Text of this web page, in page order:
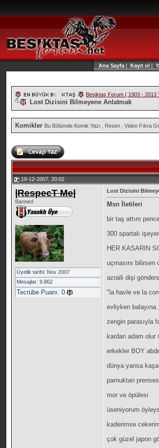
Ana Sayfa | Kayıt ol |
Beşiktaş Forum ( 1903 - 2013
Lost Dizisini Bilmeyene Anlatmak
Komikler Bu Bölümde Komik Yazı , Resim , Video Fıkra
19-12-2007, 20:02
|RespecT Me|
Banned
Üyelik tarihi: Nov 2007
Mesajlar: 9.862
Tecrübe Puanı:0
Lost Dizisini
Msn İletileri
bir taş attım
300 spartalı
HER KASARIN
uçmasını
azraili dişi
"la havle ve la
evliyken balayına
zengin parasıyla
kardan adam olur
erkekler BOY
dünya yansa
pamuktan
mor ve öpülesi
üseniyorum
kaderimse
çok güzel japon